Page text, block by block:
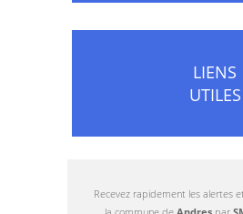
LIENS
UTILES
Recevez rapidement les alertes